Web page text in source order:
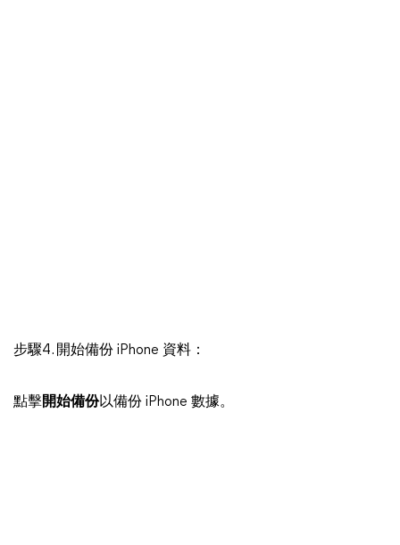
步驟4. 開始備份 iPhone 資料：
點擊開始備份以備份 iPhone 數據。